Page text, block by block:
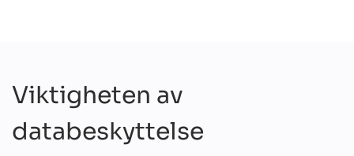
Viktigheten av
databeskyttelse